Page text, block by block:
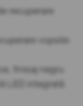
recuperare
vopsite
finisaj negru
LED integrată